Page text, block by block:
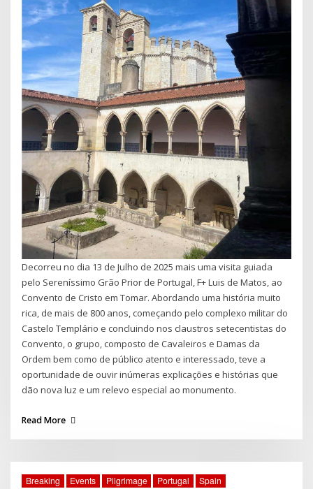
Decorreu no dia 13 de Julho de 2025 mais uma visita guiada
pelo Sereníssimo Grão Prior de Portugal, F+ Luis de Matos, ao
Convento de Cristo em Tomar. Abordando uma história muito
rica, de mais de 800 anos, começando pelo complexo militar do
Castelo Templário e concluindo nos claustros setecentistas do
Convento, o grupo, composto de Cavaleiros e Damas da
Ordem bem como de público atento e interessado, teve a
oportunidade de ouvir inúmeras explicações e histórias que
dão nova luz e um relevo especial ao monumento.
Read More
Breaking Events Pilgrimage Portugal Spain